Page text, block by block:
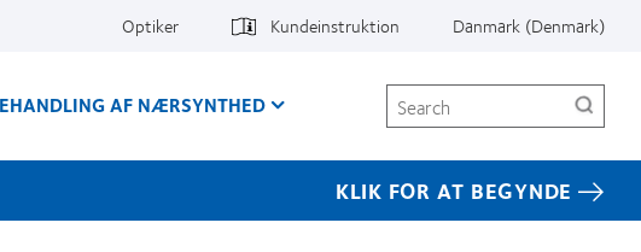
Optiker Kundeinstruktion Danmark (Denmark)
AF NÆRSYNTHED Search
KLIK FOR AT BEGYNDE